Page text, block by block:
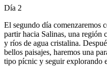
Día 2
El segundo día comenzaremos
partir hacia Salinas, una región
y ríos de agua cristalina.
bellos paisajes, haremos una
tipo pícnic y seguir explorando